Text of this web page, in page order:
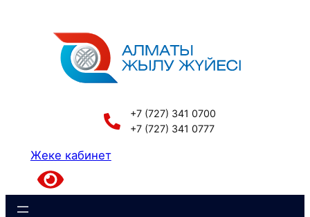
содержимому
+7 (727) 341 0700
+7 (727) 341 0777
Жеке кабинет